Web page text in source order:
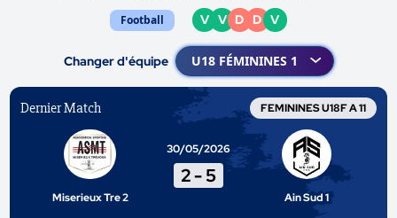
Football V V D D V
Changer d'équipe
Dernier Match FEMININES U18F A 11
Miserieux Tre 2
30/05/2026
2-5
Ain Sud 1